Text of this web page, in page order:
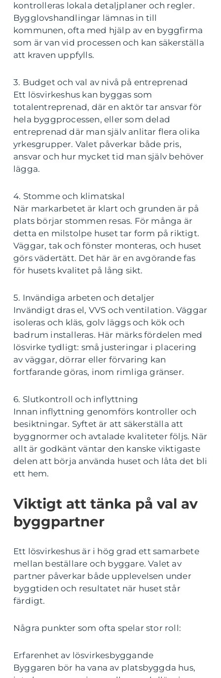
kontrolleras lokala detaljplaner och regler.
Bygglovshandlingar lämnas in till
kommunen, ofta med hjälp av en byggfirma
som är van vid processen och kan säkerställa
att kraven uppfylls.
3. Budget och val av nivå på entreprenad
Ett lösvirkeshus kan byggas som
totalentreprenad, där en aktör tar ansvar för
hela byggprocessen, eller som delad
entreprenad där man själv anlitar flera olika
yrkesgrupper. Valet påverkar både pris,
ansvar och hur mycket tid man själv behöver
lägga.
4. Stomme och klimatskal
När markarbetet är klart och grunden är på
plats börjar stommen resas. För många är
detta en milstolpe huset tar form på riktigt.
Väggar, tak och fönster monteras, och huset
görs vädertätt. Det här är en avgörande fas
för husets kvalitet på lång sikt.
5. Invändiga arbeten och detaljer
Invändigt dras el, VVS och ventilation. Väggar
isoleras och kläs, golv läggs och kök och
badrum installeras. Här märks fördelen med
lösvirke tydligt: små justeringar i placering
av väggar, dörrar eller förvaring kan
fortfarande göras, inom rimliga gränser.
6. Slutkontroll och inflyttning
Innan inflyttning genomförs kontroller och
besiktningar. Syftet är att säkerställa att
byggnormer och avtalade kvaliteter följs. När
allt är godkänt väntar den kanske viktigaste
delen att börja använda huset och låta det bli
ett hem.
Viktigt att tänka på val av
byggpartner
Ett lösvirkeshus är i hög grad ett samarbete
mellan beställare och byggare. Valet av
partner påverkar både upplevelsen under
byggtiden och resultatet när huset står
färdigt.
Några punkter som ofta spelar stor roll:
Erfarenhet av lösvirkesbyggande
Byggaren bör ha vana av platsbyggda hus,